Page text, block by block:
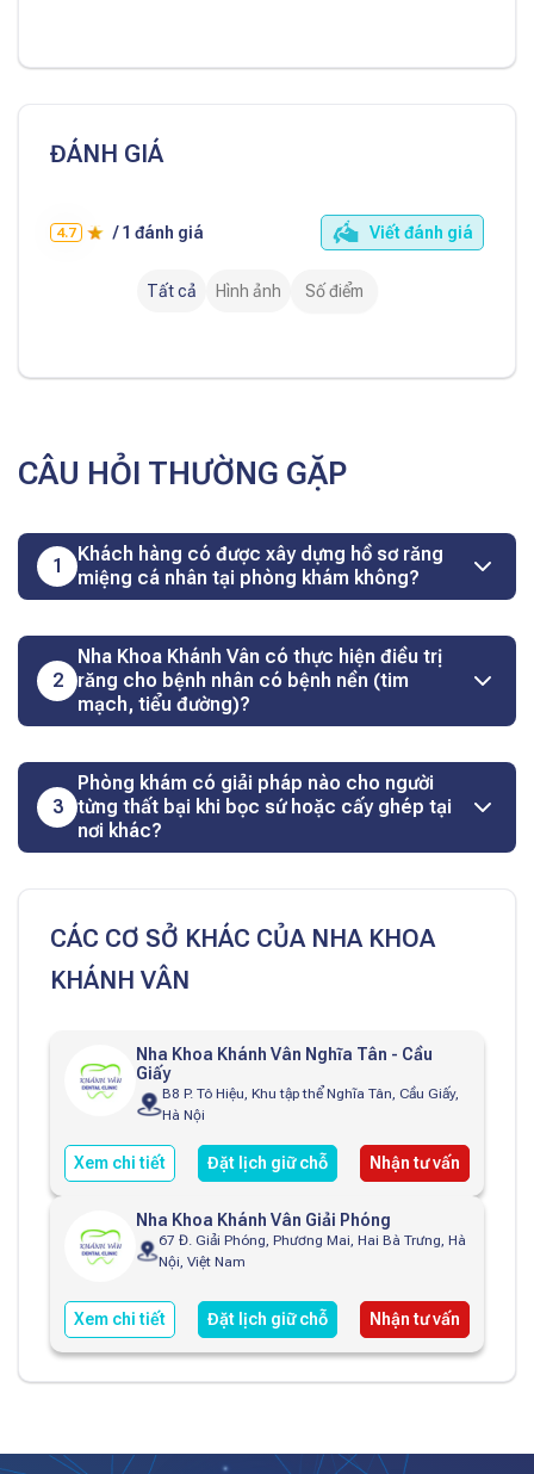
ĐÁNH GIÁ
4.7 /1 đánh giá Viết đánh giá
Tất cả Hình ảnh Số điểm
CÂU HỎI THƯỜNG GẶP
1
Khách hàng có được xây dựng hồ sơ răng
miệng cá nhân tại phòng khám không?
2
Nha Khoa Khánh Vân có thực hiện điều trị
răng cho bệnh nhân có bệnh nền (tim
mạch, tiểu đường)?
3
Phòng khám có giải pháp nào cho người
từng thất bại khi bọc sứ hoặc cấy ghép tại
nơi khác?
CÁC CƠ SỞ KHÁC CỦA NHA KHOA
KHÁNH VÂN
Nha Khoa Khánh Vân Nghĩa Tân - Cầu
Giấy
B8 P. Tô Hiệu, Khu tập thể Nghĩa Tân, Cầu Giấy,
Hà Nội
Xem chi tiết Đặt lịch giữ chỗ Nhận tư vấn
Nha Khoa Khánh Vân Giải Phóng
67 Đ. Giải Phóng, Phương Mai, Hai Bà Trưng, Hà
Nội, Việt Nam
Xem chi tiết Đặt lịch giữ chỗ Nhận tư vấn